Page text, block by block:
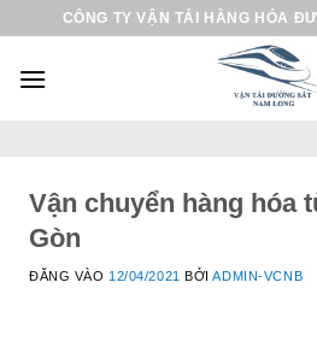
CÔNG TY VẬN TẢI HÀNG HÓA
Vận chuyển hàng hóa
Gòn
ĐĂNG VÀO 12/04/2021 BỞIADMIN-VCNB